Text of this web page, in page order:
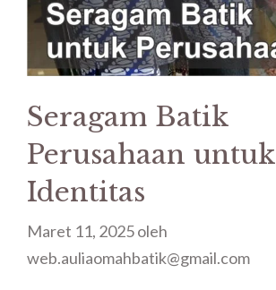
Seragam Batik
Perusahaan untuk
Identitas
Maret 11, 2025oleh
web.auliaomahbatik@gmail.com